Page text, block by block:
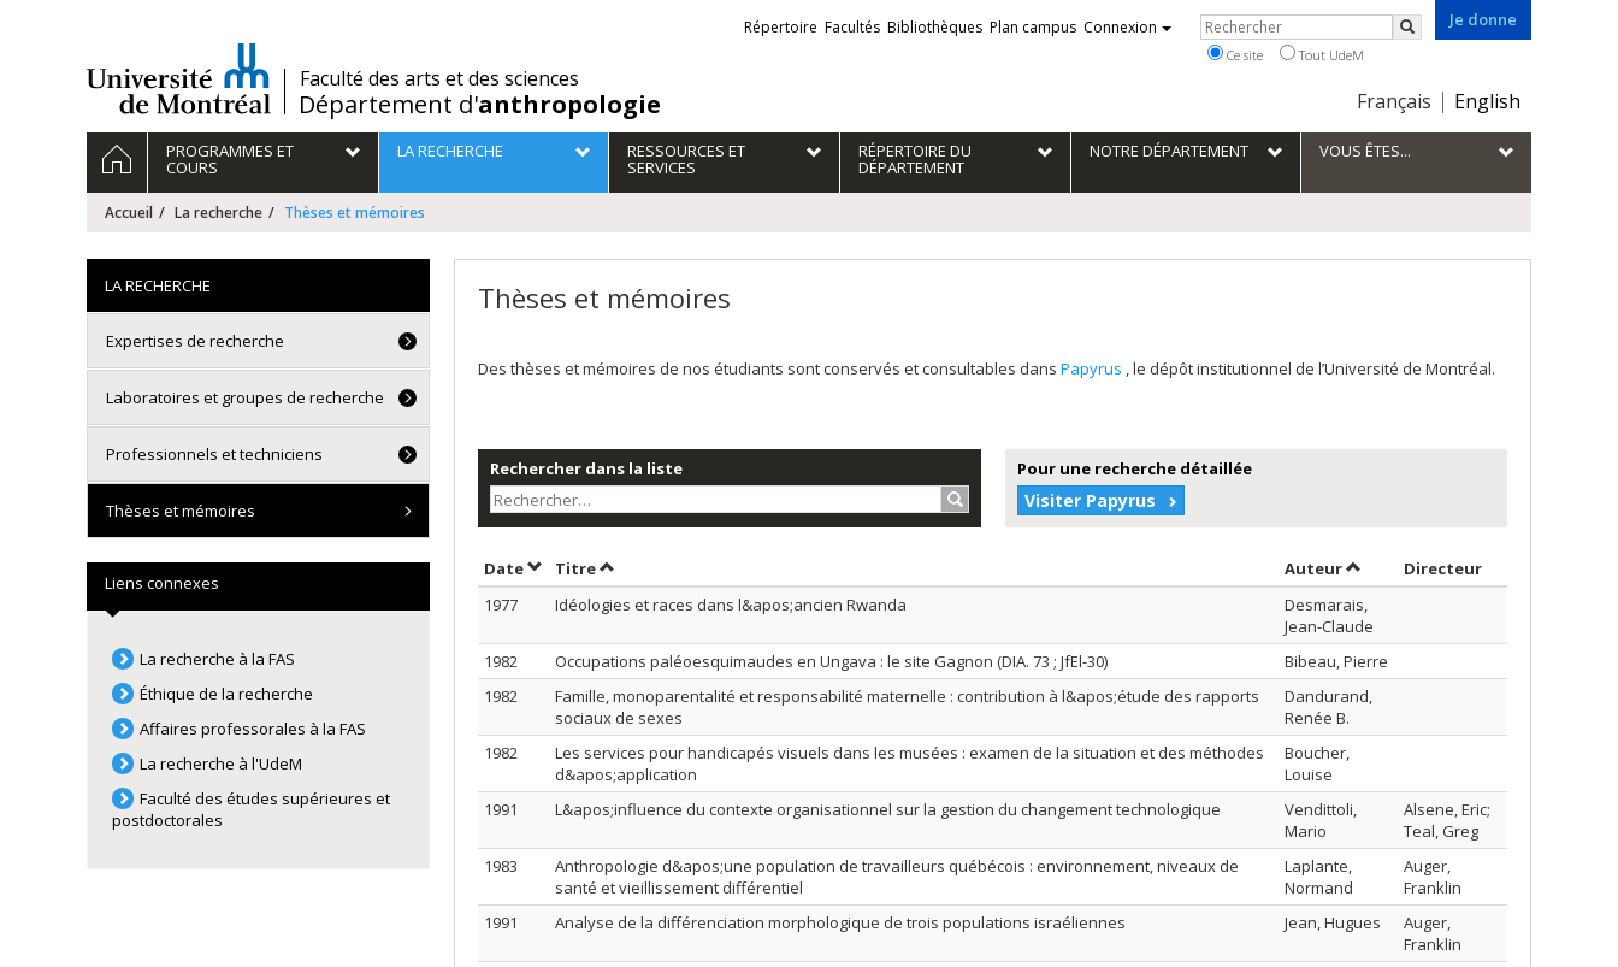
/Faculté des arts et des sciences
Département d'anthropologie
Je donne
Choix
la
langue
Français English
Liens
externes
Répertoire Facultés Bibliothèques Plan campus Connexion Rechercher
Rechercher
Ce site Tout UdeM
Navigation
principale
ACCUEILPROGRAMMES ET
COURS
LA RECHERCHE RESSOURCES ET
SERVICES
RÉPERTOIRE DU
DÉPARTEMENT
NOTRE DÉPARTEMENT VOUS ÊTES...
Accueil La recherche Thèses et mémoires
Thèses et mémoires
Des thèses et mémoires de nos étudiants sont conservés et consultables dans Papyrus , le dépôt institutionnel de l’Université de Montréal.
Rechercher dans la liste
Rechercher…
Pour une recherche détaillée
Visiter Papyrus
DateTrier par date en ordre croissant
TitreTrier par titre en ordre croissant AuteurTrier par auteur en ordre
Directeur
1977
Idéologies et races dans l&apos;ancien Rwanda
Desmarais,
Jean-Claude
1982
Occupations paléoesquimaudes en Ungava : le site Gagnon (DIA. 73 ; JfEl-30)
Bibeau, Pierre
1982
Famille, monoparentalité et responsabilité maternelle : contribution à l&apos;étude des rapports
sociaux de sexes
Dandurand,
Renée B.
1982
Les services pour handicapés visuels dans les musées : examen de la situation et des méthodes
d&apos;application
Boucher,
Louise
1991
L&apos;influence du contexte organisationnel sur la gestion du changement technologique
Vendittoli,
Mario
Alsene, Eric;
Teal, Greg
1983
Anthropologie d&apos;une population de travailleurs québécois : environnement, niveaux de
santé et vieillissement différentiel
Laplante,
Normand
Auger,
Franklin
1991
Analyse de la différenciation morphologique de trois populations israéliennes Jean, Hugues
Auger,
Franklin
LA RECHERCHE
Expertises de recherche
Laboratoires et groupes de recherche
Professionnels et techniciens
Thèses et mémoires
Liens connexes
La recherche à la FAS
Éthique de la recherche
Affaires professorales à la FAS
La recherche à l'UdeM
Faculté des études supérieures et
postdoctorales